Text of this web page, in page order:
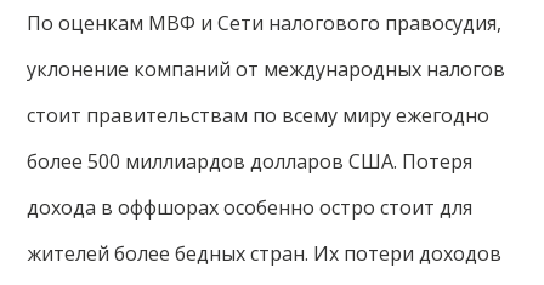
По оценкам МВФ и Сети налогового правосудия,
уклонение компаний от международных налогов
стоит правительствам по всему миру ежегодно
более 500 миллиардов долларов США. Потеря
дохода в оффшорах особенно остро стоит для
жителей более бедных стран. Их потери доходов